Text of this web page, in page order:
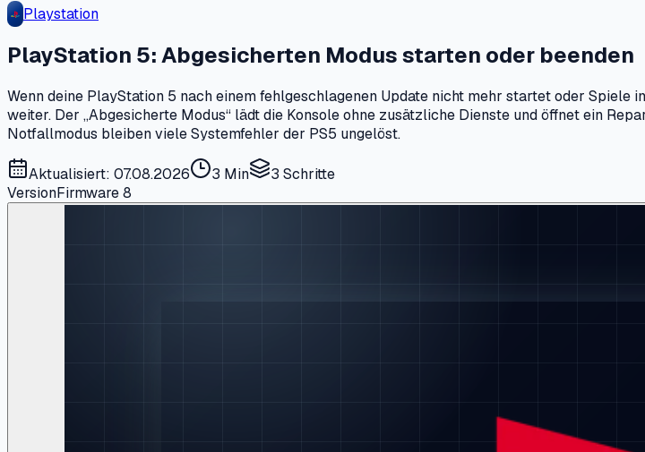
Playstation
PlayStation 5: Abgesicherten Modus starten oder beenden
Wenn deine PlayStation 5 nach einem fehlgeschlagenen Update nicht mehr startet oder
weiter. Der „Abgesicherte Modus“ lädt die Konsole ohne zusätzliche Dienste und öffnet ein
Notfallmodus bleiben viele Systemfehler der PS5 ungelöst.
Aktualisiert: 07.08.2026 3 Min 3 Schritte
VersionFirmware 8